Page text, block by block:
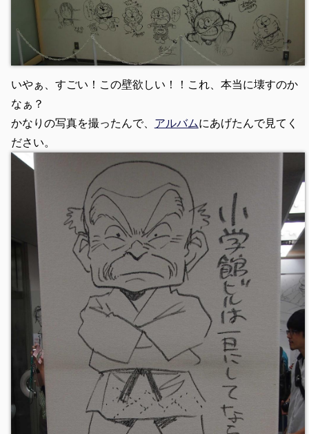
いやぁ、すごい！この壁欲しい！！これ、本当に壊すのか
なぁ？
かなりの写真を撮ったんで、 アルバムにあげたんで見てく
ださい。